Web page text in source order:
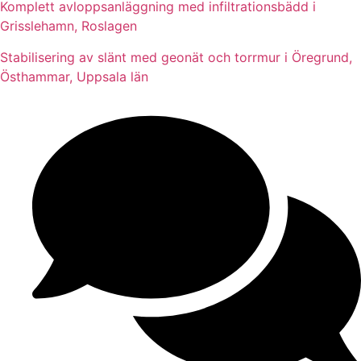
Komplett avloppsanläggning med infiltrationsbädd i
Grisslehamn, Roslagen
Stabilisering av slänt med geonät och torrmur i Öregrund,
Östhammar, Uppsala län